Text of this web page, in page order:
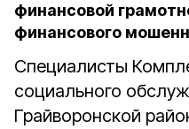
финансовой
финансового
Специалисты
социального
Грайворонской